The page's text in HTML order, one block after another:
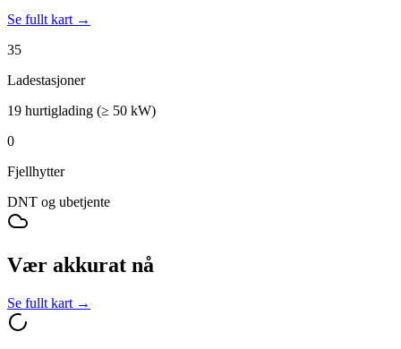
Se fullt kart →
35
Ladestasjoner
19 hurtiglading (≥ 50 kW)
0
Fjellhytter
DNT og ubetjente
Vær akkurat nå
Se fullt kart →